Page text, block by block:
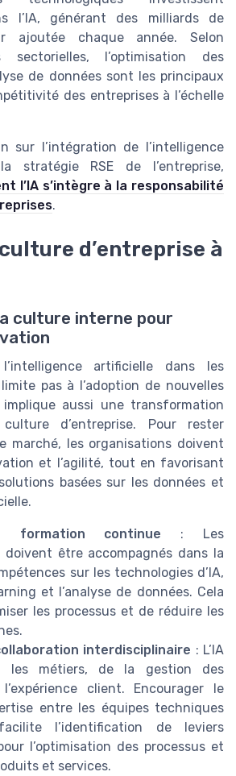
l’IA, générant des milliards de
ajoutée chaque année. Selon
sectorielles, l’optimisation des
de données sont les principaux
des entreprises à l’échelle
sur l’intégration de l’intelligence
stratégie RSE de l’entreprise,
l’IA s’intègre à la responsabilité
.
d’entreprise à
culture interne pour
artificielle dans les
pas à l’adoption de nouvelles
implique aussi une transformation
d’entreprise. Pour rester
marché, les organisations doivent
et l’agilité, tout en favorisant
basées sur les données et
formation continue : Les
doivent être accompagnés dans la
sur les technologies d’IA,
et l’analyse de données. Cela
les processus et de réduire les
interdisciplinaire : L’IA
les métiers, de la gestion des
client. Encourager le
entre les équipes techniques
l’identification de leviers
l’optimisation des processus et
et services.